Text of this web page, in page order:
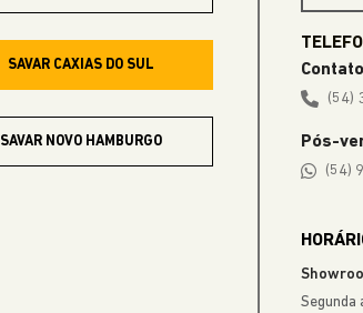
SAVAR CAXIAS DO SUL
SAVAR NOVO HAMBURGO
Contato
(54)
Pós-
(54)
Segunda